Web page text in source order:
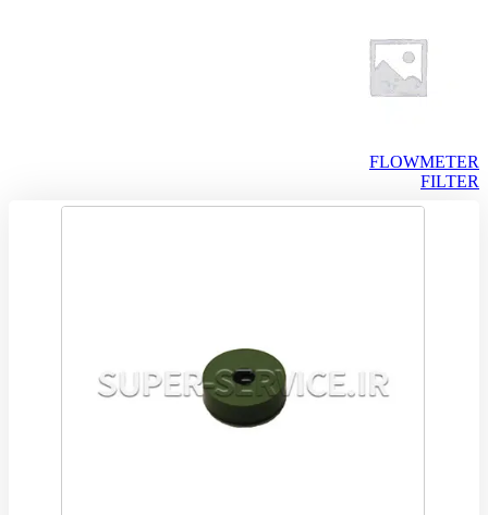
FLOWMETER
FILTER